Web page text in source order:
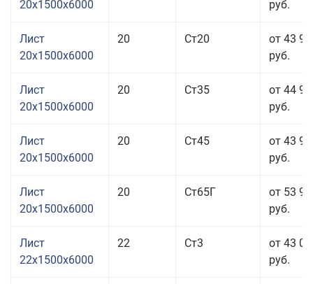
20x1500x6000
руб.
Лист
20x1500x6000
20 Ст20
от 43
руб.
Лист
20x1500x6000
20 Ст35
от 44
руб.
Лист
20x1500x6000
20 Ст45
от 43
руб.
Лист
20x1500x6000
20 Ст65Г
от 53
руб.
Лист
22x1500x6000
22 Ст3
от 43
руб.